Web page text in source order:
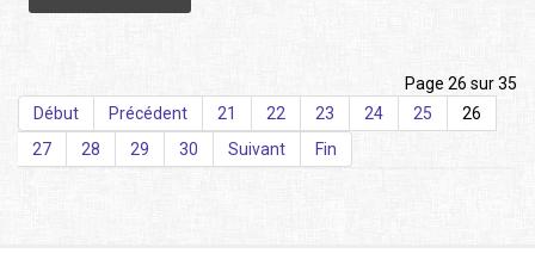
Page 26 sur 35
Début
Précédent 21 22 23 24 25
26
27
28 29 30 Suivant Fin